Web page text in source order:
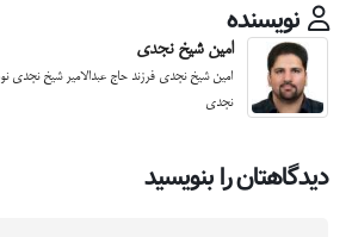
نویسنده
امین شیخ نجدی
امین شیخ نجدی فرزند حاج عبدالامیر شیخ نجدی
نجدی
دیدگاهتان را بنویسید